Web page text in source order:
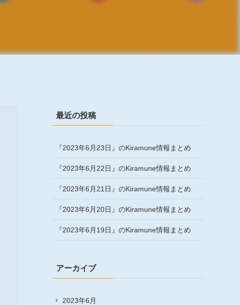
最近の投稿
『2023年6月23日』のKiramune情報まとめ
『2023年6月22日』のKiramune情報まとめ
『2023年6月21日』のKiramune情報まとめ
『2023年6月20日』のKiramune情報まとめ
『2023年6月19日』のKiramune情報まとめ
アーカイブ
2023年6月